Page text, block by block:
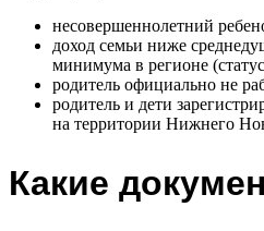
несовершеннолетний
доход семьи ниже
минимума в регионе
родитель официально не
родитель и дети
на территории Нижнего
Какие